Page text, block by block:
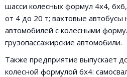
шасси колесных формул 4х4,
от 4 до 20 т; вахтовые
автомобилей с колесными
грузопассажирские автомобили.
Также предприятие выпускает
колесной формулой 6х4: